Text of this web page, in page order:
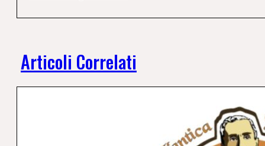
Articoli Correlati